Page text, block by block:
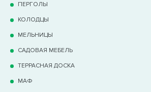
ПЕРГОЛЫ
КОЛОДЦЫ
МЕЛЬНИЦЫ
САДОВАЯ МЕБЕЛЬ
ТЕРРАCНАЯ ДОСКА
МАФ